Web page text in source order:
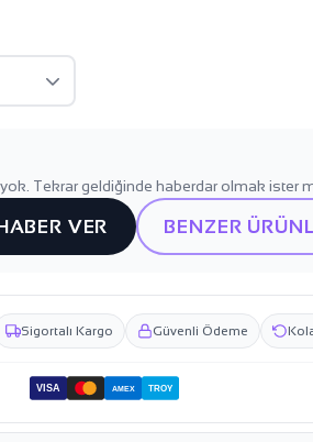
Tekrar geldiğinde haberdar olmak ister
VER BENZER
Sigortalı Kargo Güvenli Ödeme
VISA AMEX TROY